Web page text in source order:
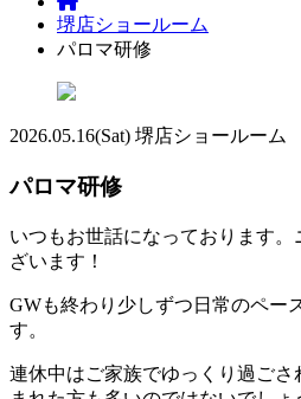
堺店ショールーム
パロマ研修
2026.05.16(Sat) 堺店ショールーム
パロマ研修
いつもお世話になっております
ざいます！
GWも終わり少しずつ日常のペー
す。
連休中はご家族でゆっくり過ご